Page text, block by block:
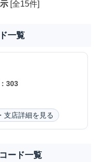
[全15件]
一覧
303
支店詳細を見る
ード一覧